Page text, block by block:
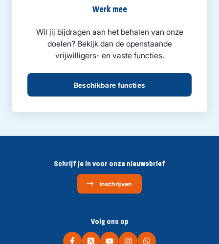
Werk mee
Wil jij bijdragen aan het behalen van onze
doelen? Bekijk dan de openstaande
vrijwilligers- en vaste functies.
Beschikbare functies
Schrijf je in voor onze nieuwsbrief
Inschrijven
Volg ons op